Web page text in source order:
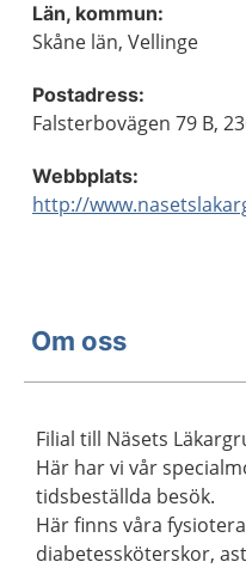
Län, kommun:
Skåne län, Vellinge
Postadress:
Falsterbovägen 79 B,
Webbplats:
http://
Om oss
Filial till Näsets
Här har vi vår
tidsbeställda besök.
Här finns våra
diabetessköterskor,